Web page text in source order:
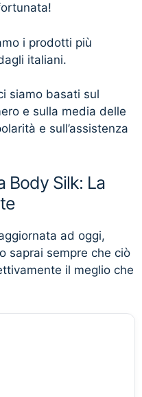
i prodotti più
italiani.
siamo basati sul
e sulla media delle
e sull’assistenza
Body Silk: La
ad oggi,
saprai sempre che ciò
il meglio che